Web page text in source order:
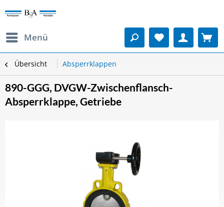
Menü
Übersicht Absperrklappen
890-GGG, DVGW-Zwischenflansch-
Absperrklappe, Getriebe